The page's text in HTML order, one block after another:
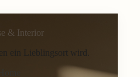
& Interior
ein Lieblingsort wird.